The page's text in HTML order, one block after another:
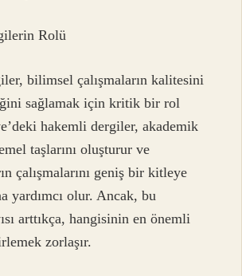
Rolü
bilimsel çalışmaların kalitesini
sağlamak için kritik bir rol
hakemli dergiler, akademik
taşlarını oluşturur ve
çalışmalarını geniş bir kitleye
yardımcı olur. Ancak, bu
arttıkça, hangisinin en önemli
zorlaşır.